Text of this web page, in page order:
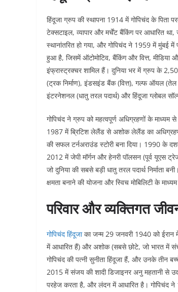
हिंदूजा ग्रुप की स्थापना 1914 में गोपिचंद के पिता
टेक्सटाइल, व्यापार और मर्चेंट बैंकिंग पर आधारित
स्थानांतरित हो गया, और गोपिचंद ने 1959 में मुंबई
हुआ है, जिसमें ऑटोमोटिव, बैंकिंग और वित्त, मीडिया
इंफ्रास्ट्रक्चर शामिल हैं। दुनिया भर में ग्रुप के
(ट्रक निर्माण), इंडसइंड बैंक (वित्त), गल्फ ऑयल
इंटरनेशनल (धातु तरल पदार्थ) और हिंदूजा ग्लोबल
गोपिचंद ने ग्रुप को महत्वपूर्ण अधिग्रहणों के
1987 में ब्रिटिश लेलैंड से अशोक लेलैंड का अधिग्रहण
की सफल टर्नअराउंड स्टोरी बना दिया। 1990
2012 में जेपी मॉर्गन और हेनरी पॉलसन (पूर्व यूएस
जो दुनिया की सबसे बड़ी धातु तरल पदार्थ निर्माता
क्षमता बनाने की योजना और स्विच मोबिलिटी के
परिवार और व्यक्तिगत
गोपिचंद हिंदूजाका जन्म 29 जनवरी 1940 को ईरान
में आधारित हैं) और अशोक (सबसे छोटे, जो भारत में
गोपिचंद की पत्नी सुनीता हिंदूजा हैं, और उनके
2015 में संजय की शादी डिजाइनर अनु महतानी से
परहेज करता है, और लंदन में आधारित है। गोपिचंद ने